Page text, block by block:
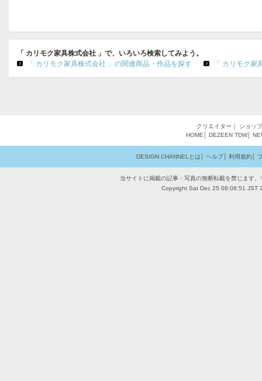
「 カリモク家具株式会社 」で、いろいろ検索してみよう。
「 カリモク家具株式会社 」の関連商品・作品を探す
「 カリモク
クリエイター ｜ ショップ
HOME
DEZEEN TDW│
DESIGN CHANNELとは ヘルプ│ 利用規約│
当サイトに掲載の記事・写真の無断転載を禁じます
Copyright Sat Dec 25 08:08:51 JST